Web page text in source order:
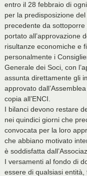
entro il 28 febbraio di
per la predisposizione
precedente da
portato all’approvazione
risultanze economiche e
personalmente i
Generale dei Soci, con
assunta direttamente gli
approvato
copia all’ENCI.
I bilanci devono restare
nei quindici giorni che
convocata per la loro
che abbiano motivato
è soddisfatta
I versamenti al fondo di
essere di qualsiasi